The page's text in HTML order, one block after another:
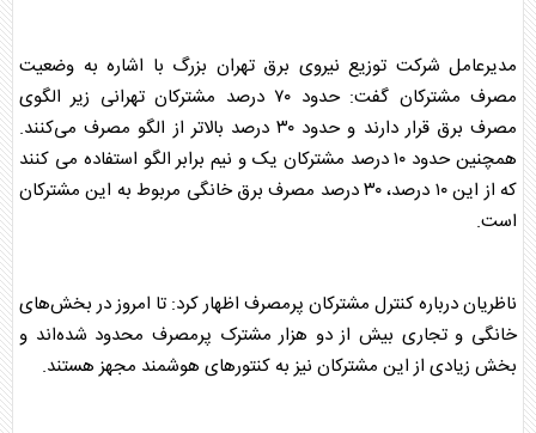
مدیرعامل شرکت توزیع نیروی برق تهران بزرگ با اشاره به وضعیت
مصرف مشترکان گفت: حدود ۷۰ درصد مشترکان تهرانی زیر الگوی
مصرف برق
قرار دارند و حدود ۳۰ درصد بالاتر از الگو مصرف می‌کنند.
همچنین حدود ۱۰ درصد مشترکان یک و نیم برابر الگو استفاده می کنند
که از این ۱۰ درصد، ۳۰ درصد مصرف
برقخانگی مربوط به این مشترکان
است.
ناظریان درباره کنترل مشترکان پرمصرف اظهار کرد: تا امروز در بخش‌های
خانگی و تجاری بیش از دو هزار مشترک پرمصرف محدود شده‌اند و
بخش زیادی از این مشترکان نیز به کنتورهای هوشمند مجهز هستند.